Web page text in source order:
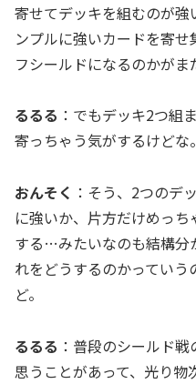
寄せてデッキを組むのが
ンプルに強いカードを寄
フシールドになるのかがま
るるる ：でもデッキ2つ組
寄っちゃう気がするけどな。
おんそく ：そう、2つのデ
に強いか、片方だけめっち
する…みたいなのも結構分
れをどうするのかってい
ど。
るるる ：普段のシールド
思うことがあって、光り